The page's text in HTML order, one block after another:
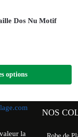
Dos Nu Motif
options
la
NOS